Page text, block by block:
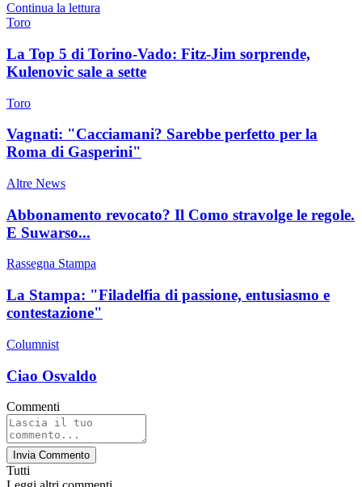
Continua la lettura
Toro
La Top 5 di Torino-Vado: Fitz-Jim sorprende,
Kulenovic sale a sette
Toro
Vagnati: "Cacciamani? Sarebbe perfetto per la
Roma di Gasperini"
Altre News
Abbonamento revocato? Il Como stravolge le regole.
E Suwarso...
Rassegna Stampa
La Stampa: "Filadelfia di passione, entusiasmo e
contestazione"
Columnist
Ciao Osvaldo
Commenti
Invia Commento
Tutti